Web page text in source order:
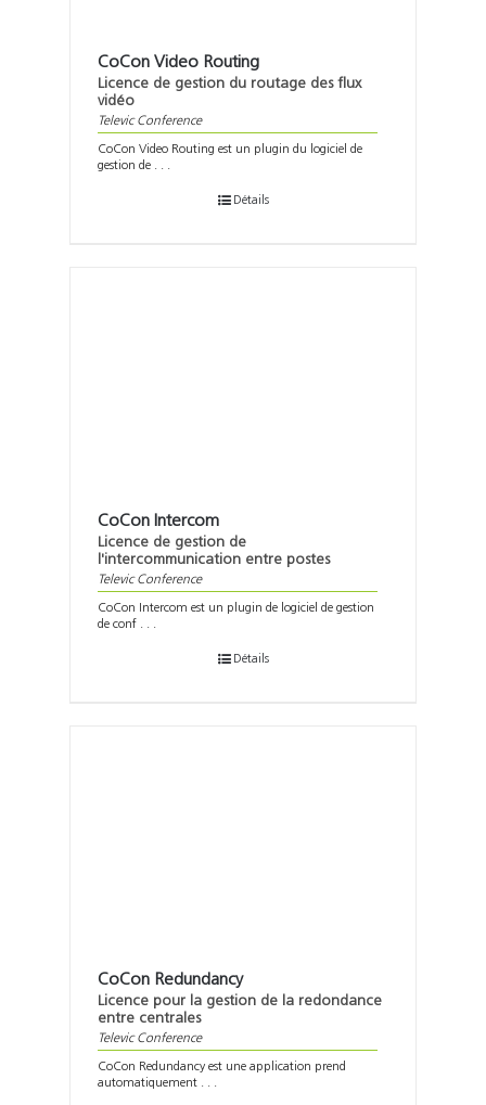
CoCon Video Routing
Licence de gestion du routage des flux
vidéo
Televic Conference
CoCon Video Routing est un plugin du logiciel de
gestion de . . .
Détails
CoCon Intercom
Licence de gestion de
l'intercommunication entre postes
Televic Conference
CoCon Intercom est un plugin de logiciel de gestion
de conf . . .
Détails
CoCon Redundancy
Licence pour la gestion de la redondance
entre centrales
Televic Conference
CoCon Redundancy est une application prend
automatiquement . . .